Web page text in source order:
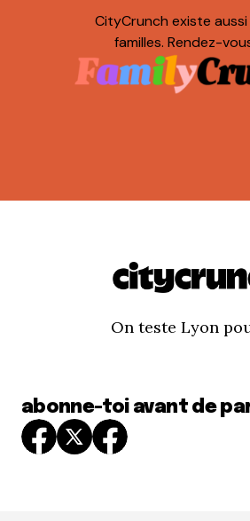
CityCrunch existe
familles. Rendez-
On teste Lyon
abonne-toi avant de